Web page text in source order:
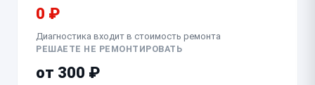
0 ₽
Диагностика входит в стоимость ремонта
РЕШАЕТЕ НЕ РЕМОНТИРОВАТЬ
от 300 ₽